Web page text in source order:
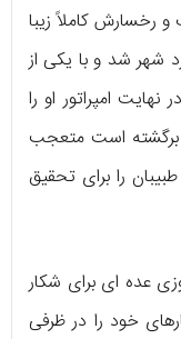
رخسارش کاملاً زیبا
شهر شد و با یکی از
نهایت امپراتور او را
برگشته است متعجب
را برای تحقیق
عده‌ ای برای شکار
خود را در ظرفی